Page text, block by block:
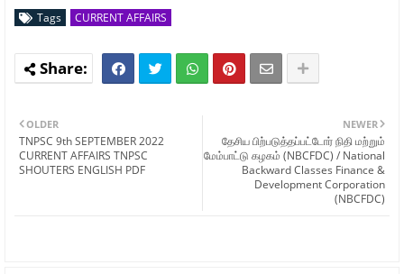
Tags CURRENT AFFAIRS
NEWER
தேசிய பிற்படுத்தப்பட்டோர் நிதி மற்றும்
மேம்பாட்டு கழகம் (NBCFDC) / National
Backward Classes Finance &
Development Corporation
(NBCFDC)
OLDER
TNPSC 9th SEPTEMBER 2022
CURRENT AFFAIRS TNPSC
SHOUTERS ENGLISH PDF